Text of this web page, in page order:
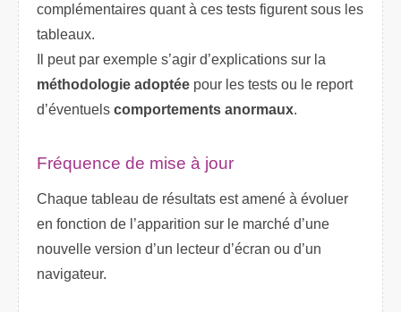
complémentaires quant à ces tests figurent sous les
tableaux.
Il peut par exemple s’agir d’explications sur la
méthodologie adoptée pour les tests ou le report
d’éventuels comportements anormaux.
Fréquence de mise à jour
Chaque tableau de résultats est amené à évoluer
en fonction de l’apparition sur le marché d’une
nouvelle version d’un lecteur d’écran ou d’un
navigateur.